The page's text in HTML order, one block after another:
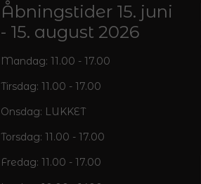
Åbningstider 15. juni
- 15. august 2026
Mandag: 11.00 - 17.00
Tirsdag: 11.00 - 17.00
Onsdag: LUKKET
Torsdag: 11.00 - 17.00
Fredag: 11.00 - 17.00